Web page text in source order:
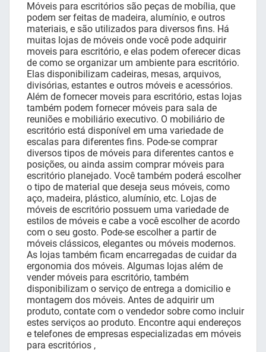
Móveis para escritórios são peças de mobília, que
podem ser feitas de madeira, alumínio, e outros
materiais, e são utilizados para diversos fins. Há
muitas lojas de móveis onde você pode adquirir
moveis para escritório, e elas podem oferecer dicas
de como se organizar um ambiente para escritório.
Elas disponibilizam cadeiras, mesas, arquivos,
divisórias, estantes e outros móveis e acessórios.
Além de fornecer moveis para escritório, estas lojas
também podem fornecer móveis para sala de
reuniões e mobiliário executivo. O mobiliário de
escritório está disponível em uma variedade de
escalas para diferentes fins. Pode-se comprar
diversos tipos de móveis para diferentes cantos e
posições, ou ainda assim comprar móveis para
escritório planejado. Você também poderá escolher
o tipo de material que deseja seus móveis, como
aço, madeira, plástico, alumínio, etc. Lojas de
móveis de escritório possuem uma variedade de
estilos de móveis e cabe a você escolher de acordo
com o seu gosto. Pode-se escolher a partir de
móveis clássicos, elegantes ou móveis modernos.
As lojas também ficam encarregadas de cuidar da
ergonomia dos móveis. Algumas lojas além de
vender móveis para escritório, também
disponibilizam o serviço de entrega a domicilio e
montagem dos móveis. Antes de adquirir um
produto, contate com o vendedor sobre como incluir
estes serviços ao produto. Encontre aqui endereços
e telefones de empresas especializadas em móveis
para escritórios ,